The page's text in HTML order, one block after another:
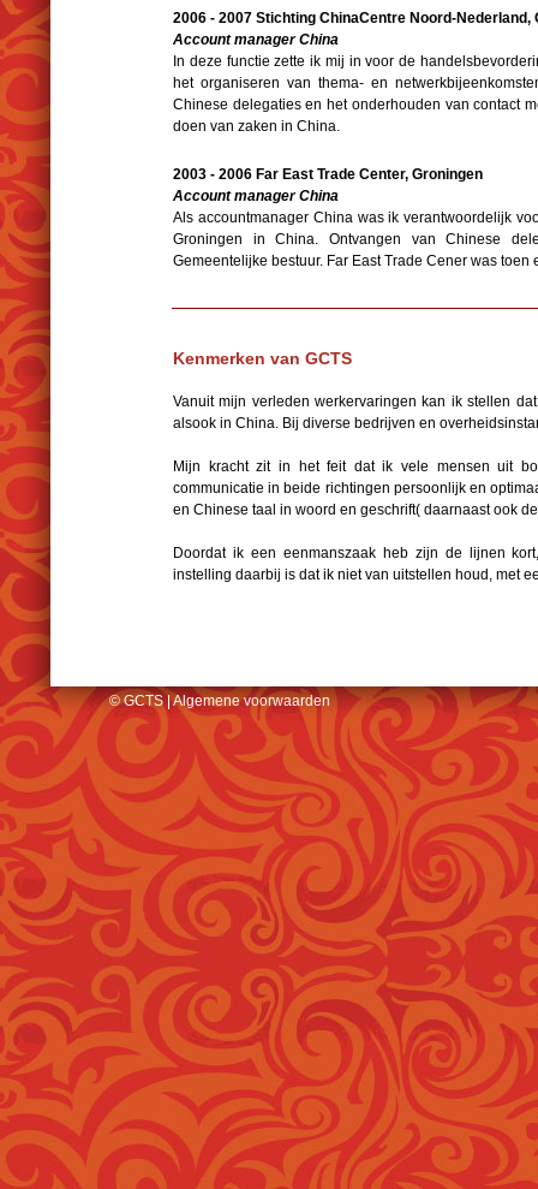
2006 - 2007 Stichting ChinaCentre Noord-Nederland,
Account manager China
In deze functie zette ik mij in voor de
het organiseren van thema- en
Chinese delegaties en het onderhouden van contact
doen van zaken in China.
2003 - 2006 Far East Trade Center, Groningen
Account manager China
Als accountmanager China was ik verantwoordelijk
Groningen in China. Ontvangen van Chinese
Gemeentelijke bestuur. Far East Trade Cener was
Kenmerken van GCTS
Vanuit mijn verleden werkervaringen kan ik stellen
alsook in China. Bij diverse bedrijven en
Mijn kracht zit in het feit dat ik vele mensen uit
communicatie in beide richtingen persoonlijk en
en Chinese taal in woord en geschrift( daarnaast ook
Doordat ik een eenmanszaak heb zijn de lijnen
instelling daarbij is dat ik niet van uitstellen houd, met
© GCTS |Algemene voorwaarden